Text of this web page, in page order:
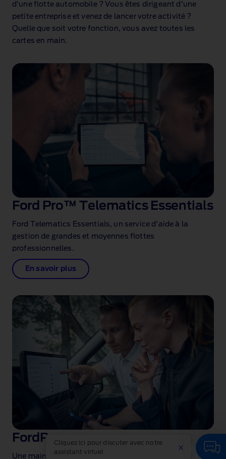
d'une flotte automobile ? Vous êtes dirigeant d'une
petite entreprise et venez de lancer votre activité ?
Quelle que soit votre fonction, vous avez toutes les
cartes en main.
Ford Pro™ Telematics Essentials
Ford Telematics Essentials, un service d'aide à la
gestion de grandes et moyennes flottes
professionnelles.
En savoir plus
FordPass
Une maintenance plus intelligente via FordPass.
Cliquez ici pour discuter avec notre
assistant virtuel